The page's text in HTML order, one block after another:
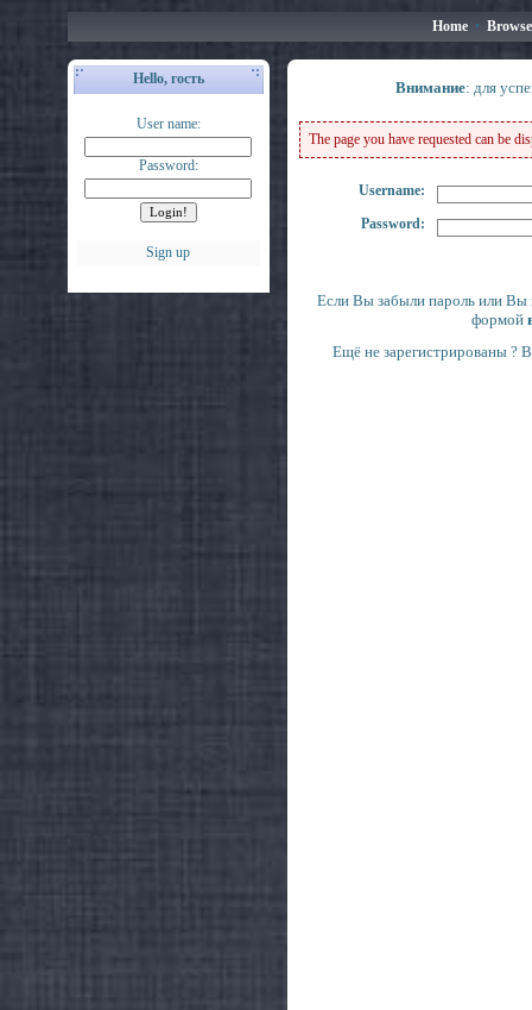
Home • Browse
Hello, гость
User name:
Password:
Sign up
Внимание: для
The page you have requested can be
Username:
Password:
Если Вы забыли пароль или Вы
формой
Ещё не зарегистрированы ?